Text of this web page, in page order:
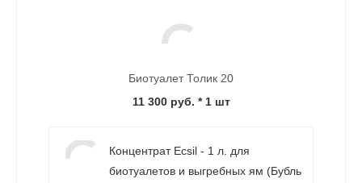
Биотуалет Толик 20
11 300 руб. * 1 шт
Концентрат Ecsil - 1 л. для
биотуалетов и выгребных ям (Бубль